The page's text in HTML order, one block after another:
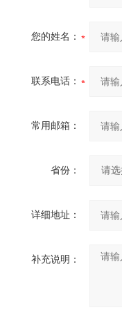
您的姓名：
联系电话：
常用邮箱：
省份：
详细地址：
补充说明：